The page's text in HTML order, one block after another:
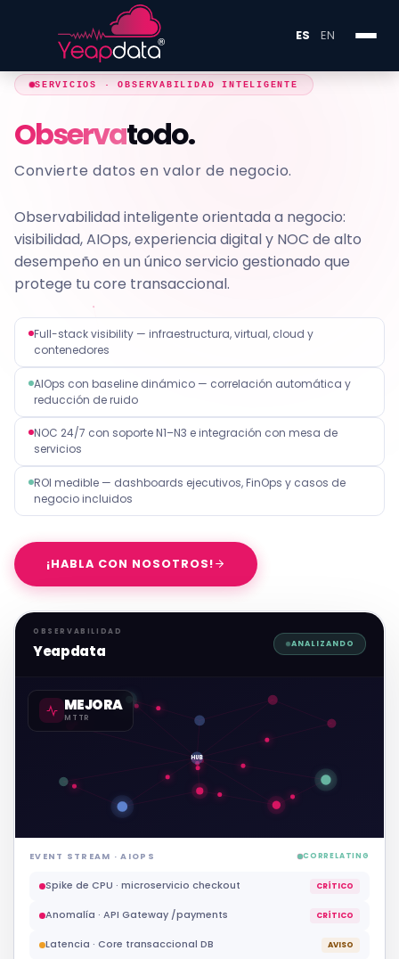
ES EN
SERVICIOS · OBSERVABILIDAD INTELIGENTE
Observatodo.
Convierte datos en valor de negocio.
Observabilidad inteligente orientada a negocio:
visibilidad, AIOps, experiencia digital y NOC de alto
desempeño en un único servicio gestionado que
protege tu core transaccional.
Full-stack visibility — infraestructura, virtual, cloud y
contenedores
AIOps con baseline dinámico — correlación automática y
reducción de ruido
NOC 24/7 con soporte N1–N3 e integración con mesa de
servicios
ROI medible — dashboards ejecutivos, FinOps y casos de
negocio incluidos
¡HABLA CON NOSOTROS!
OBSERVABILIDAD
Yeapdata ANALIZANDO
MEJORA
MTTR
EVENT STREAM · AIOPS CORRELATING
Timeout elevado · conexión BD primaria AVISO
Spike de CPU · microservicio checkout CRÍTICO
Anomalía · API Gateway /payments CRÍTICO